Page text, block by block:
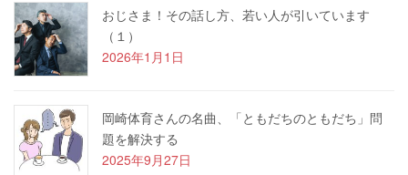
おじさま！その話し方、若い人が引いています
（１）
2026年1月1日
岡崎体育さんの名曲、「ともだちのともだち」問
題を解決する
2025年9月27日